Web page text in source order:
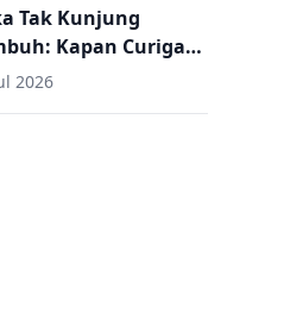
Dokter Umum
Tak Kunjung
Kapan Curiga
Panduan
2026